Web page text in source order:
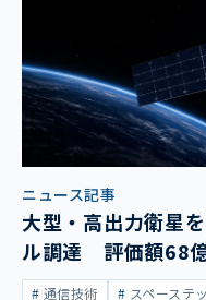
ニュース記事
大型・高出力衛星
ル調達 評価額68
通信技術 スペーステ